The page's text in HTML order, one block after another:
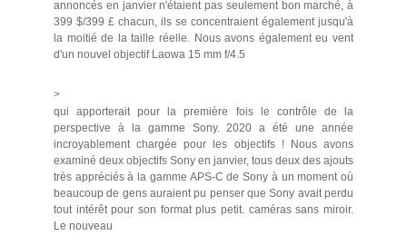
annoncés en janvier n'étaient pas seulement bon marché, à
399 $/399 £ chacun, ils se concentraient également jusqu'à
la moitié de la taille réelle. Nous avons également eu vent
d'un nouvel objectif Laowa 15 mm f/4.5
>
qui apporterait pour la première fois le contrôle de la
perspective à la gamme Sony. 2020 a été une année
incroyablement chargée pour les objectifs ! Nous avons
examiné deux objectifs Sony en janvier, tous deux des ajouts
très appréciés à la gamme APS-C de Sony à un moment où
beaucoup de gens auraient pu penser que Sony avait perdu
tout intérêt pour son format plus petit. caméras sans miroir.
Le nouveau